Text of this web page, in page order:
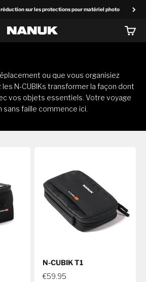
sur les protections pour matériel photo
NANUK Europe Panier
ou que vous organisiez
N-CUBIKs transformer la façon dont
vos objets essentiels. Votre voyage
sans faille commence ici.
N-CUBIK T1
€59.95